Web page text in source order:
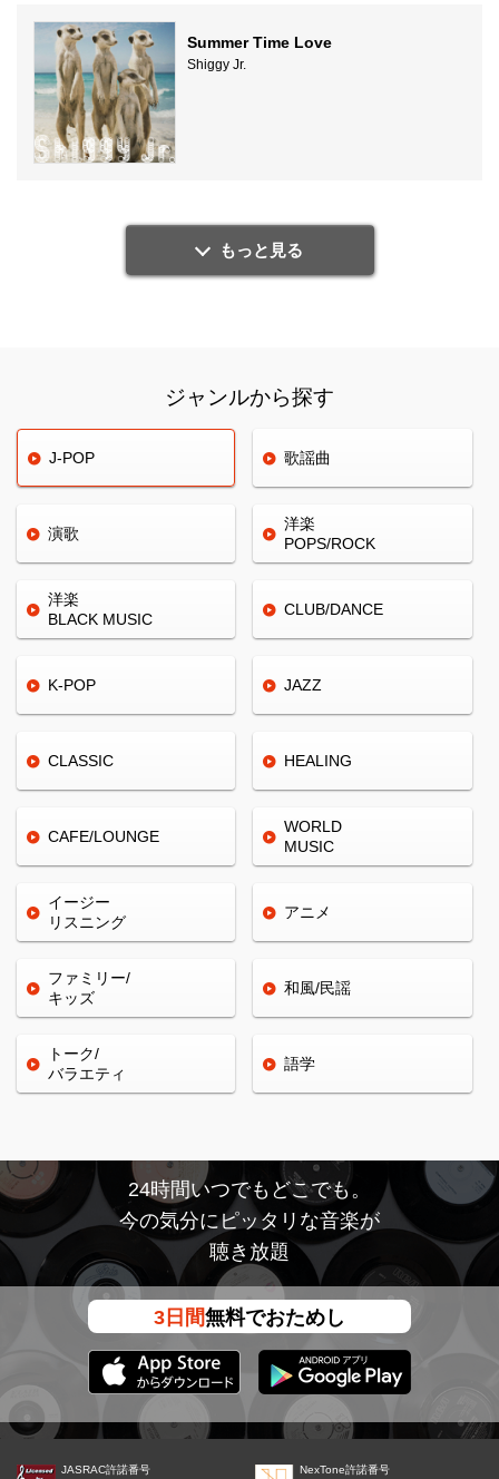
もっと見る
Summer Time Love
Shiggy Jr.
ジャンルから探す
J-POP 歌謡曲
演歌
洋楽
POPS/ROCK
洋楽
BLACK MUSIC
CLUB/DANCE
K-POP JAZZ
CLASSIC HEALING
CAFE/LOUNGE
WORLD
MUSIC
イージー
リスニング
アニメ
ファミリー/
キッズ
和風/民謡
トーク/
バラエティ
語学
24時間いつでもどこでも。
今の気分にピッタリな音楽が
聴き放題
3日間無料でおためし
JASRAC許諾番号 NexTone許諾番号